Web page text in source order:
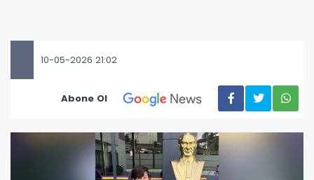
10-05-2026 21:02
Abone Ol